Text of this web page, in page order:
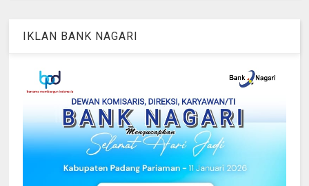
IKLAN BANK NAGARI